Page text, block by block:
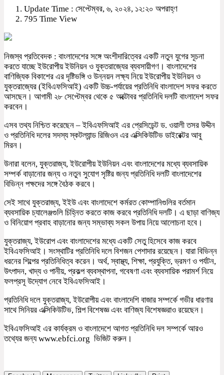
Update Time : সেপ্টেম্বর, ৬, ২০২৪, ১২:২০ অপরাহ্ণ
795 Time View
নিজস্ব প্রতিবেদক : বাংলাদেশের সঙ্গে অংশীদারিত্বের একটি নতুন যুগের সূচনা
করতে যাচ্ছে ইউরোপীয় ইউনিয়ন ও যুক্তরাজ্যের ব্যবসায়ীগণ। বাংলাদেশের
বাণিজ্যিক বিকাশের এর দৃষ্টিভঙ্গি ও উন্নয়ন লক্ষ্য নিয়ে ইউরোপীয় ইউনিয়ন ও
যুক্তরাজ্যের (ইবিএফসিআই) একটি উচ্চ-পর্যায়ের প্রতিনিধি বাংলাদেশ সফর করতে
আসছেন। আগামী ২৮ সেপ্টেম্বর থেকে ৫ অক্টোবর প্রতিনিধি দলটি বাংলাদেশ সফর
করবেন।
এসব তথ্য নিশ্চিত করেছেন – ইবিএফসিআই এর প্রেসিডেন্ট ড. ওয়ালী তসর উদ্দীন
ও প্রতিনিধি দলের সদস্য স্কটল্যান্ড রিজিওন এর এক্সিকিউটিভ ডাইরেক্টর আবু
মিরন।
উনারা বলেন, যুক্তরাজ্য, ইউরোপীয় ইউনিয়ন এবং বাংলাদেশের মধ্যে ব্যবসায়িক
সম্পর্ক বাড়ানোর জন্য ও নতুন সুযোগ সৃষ্টির জন্য প্রতিনিধি দলটি বাংলাদেশের
বিভিন্ন পক্ষদের সঙ্গে বৈঠক করবে।
সেই সাথে যুক্তরাজ্য, ইইউ এবং বাংলাদেশে কর্মরত কোম্পানিগুলির বর্তমান
ব্যবসায়িক চ্যালেঞ্জগুলি চিহ্নিত করতে কাজ করবে প্রতিনিধি দলটি। এ ছাড়া বাণিজ্য
ও বিনিয়োগ প্রবাহ বাড়ানোর জন্য সম্ভাব্য সকল উপায় নিয়ে আলোচনা হবে।
যুক্তরাজ্য, ইউরোপ এবং বাংলাদেশের মধ্যে একটি সেতু হিসেবে কাজ করবে
ইবিএফসিআই। সংস্থাটির প্রতিনিধি দলে বিশজন পেশাদার রয়েছেন। যারা বিভিন্ন
ধরনের শিল্পের প্রতিনিধিত্ব করেন। অর্থ, স্বাস্থ্য, শিক্ষা, প্রযুক্তি, ভ্রমণ ও পর্যটন,
উৎপাদন, খাদ্য ও পানীয়, প্রকল্প ব্যবস্থাপনা, গবেষণা এবং ব্যবসায়িক পরামর্শ নিয়ে
ফলপ্রসূ উদ্যোগ নেবে ইবিএফসিআই।
প্রতিনিধি দলে যুক্তরাজ্য, ইউরোপীয় এবং বাংলাদেশি বাজার সম্পর্কে গভীর ধারণার
সাথে সিনিয়র এক্সিকিউটিভ, শিল্প বিশেষজ্ঞ এবং বাণিজ্য বিশেষজ্ঞরাও রয়েছেন।
ইবিএফসিআই এর কার্যক্রম ও বাংলাদেশে আগত প্রতিনিধি দল সম্পর্কে আরও
তথ্যের জন্য www.ebfci.org ভিজিট করুন।